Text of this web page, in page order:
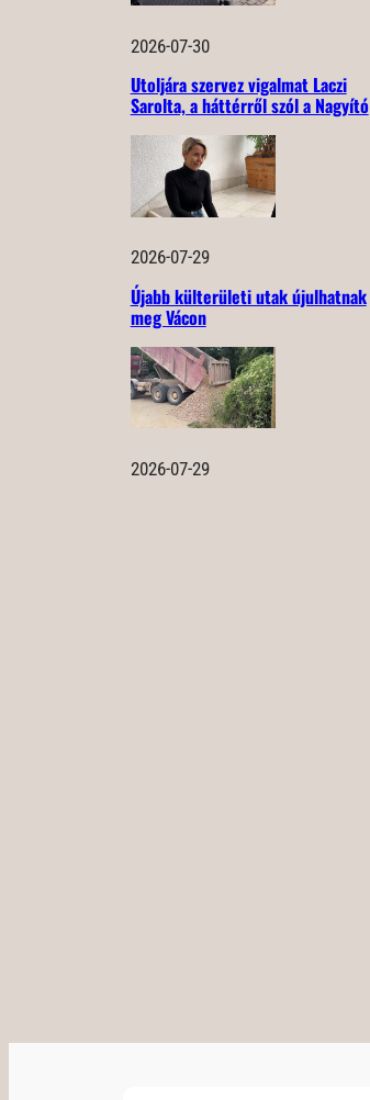
2026-07-30
Utoljára szervez vigalmat Laczi
Sarolta, a háttérről szól a Nagyító
2026-07-29
Újabb külterületi utak újulhatnak
meg Vácon
2026-07-29